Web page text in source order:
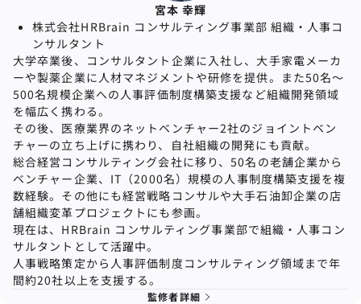
宮本 幸輝
株式会社HRBrain コンサルティング事業部 組織・⼈事コ
ンサルタント
大学卒業後、コンサルタント企業に入社し、大手家電メーカ
ーや製薬企業に人材マネジメントや研修を提供。また50名〜
500名規模企業への⼈事評価制度構築⽀援など組織開発領域
を幅広く携わる。
その後、医療業界のネットベンチャー2社のジョイントベン
チャーの立ち上げに携わり、自社組織の開発にも貢献。
総合経営コンサルティング会社に移り、50名の⽼舗企業から
ベンチャー企業、IT（2000名）規模の⼈事制度構築⽀援を複
数経験。その他にも経営戦略コンサルや⼤⼿⽯油卸企業の店
舗組織変⾰プロジェクトにも参画。
現在は、HRBrain コンサルティング事業部で組織 ・ 人事コン
サルタントとして活躍中。
人事戦略策定から人事評価制度コンサルティング領域まで年
間約20社以上を支援する。
監修者詳細